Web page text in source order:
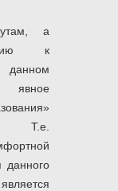
а
к
данном
Т.е.
данного